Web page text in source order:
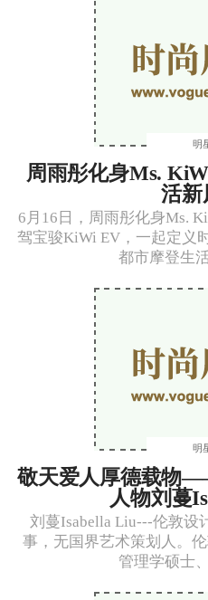
明
周雨彤化身Ms.
活新
6月16日，周雨彤化身Ms.
驾宝骏KiWi EV，一起定义
都市摩登生
明
敬天爱人厚德载物
人物刘蔓
刘蔓Isabella Liu---伦敦设
事，无国界艺术策划人。
管理学硕士